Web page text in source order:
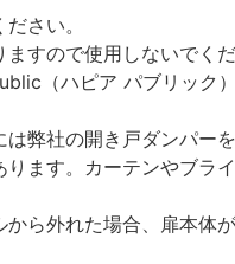
さい。
すので使用しないでく
（ハピア パブリック
弊社の開き戸ダンパー
ます。カーテンやブラ
ら外れた場合、扉本体